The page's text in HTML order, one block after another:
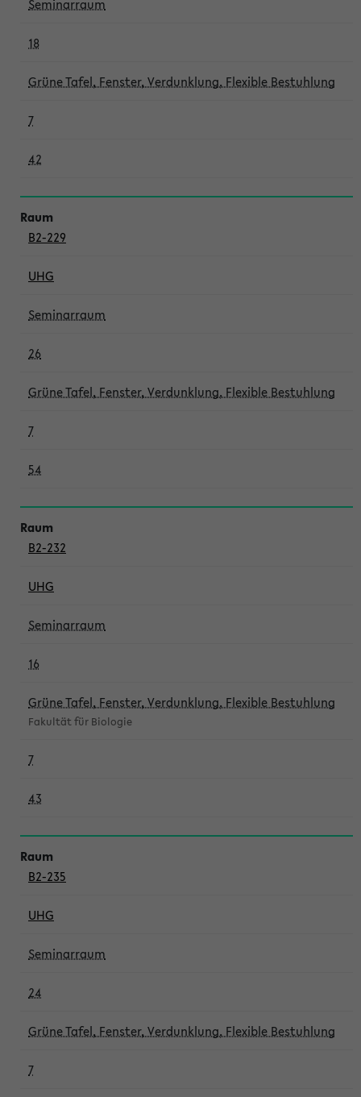
Seminarraum
18
Grüne Tafel, Fenster, Verdunklung, Flexible Bestuhlung
7
42
B2-229
UHG
Seminarraum
26
Grüne Tafel, Fenster, Verdunklung, Flexible Bestuhlung
7
54
B2-232
UHG
Seminarraum
16
Grüne Tafel, Fenster, Verdunklung, Flexible Bestuhlung
Fakultät für Biologie
7
43
B2-235
UHG
Seminarraum
24
Grüne Tafel, Fenster, Verdunklung, Flexible Bestuhlung
7